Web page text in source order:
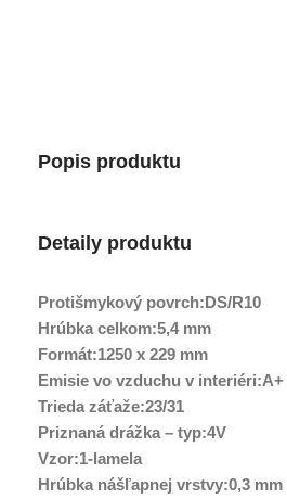
Popis produktu
Detaily produktu
Protišmykový povrch:DS/R10
Hrúbka celkom:5,4 mm
Formát:1250 x 229 mm
Emisie vo vzduchu v interiéri:A+
Trieda záťaže:23/31
Priznaná drážka – typ:4V
Vzor:1-lamela
Hrúbka nášľapnej vrstvy:0,3 mm